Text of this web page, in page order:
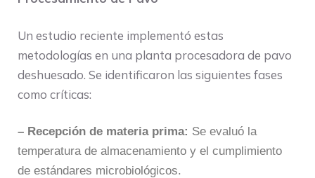
Un estudio reciente implementó estas
metodologías en una planta procesadora de pavo
deshuesado. Se identificaron las siguientes fases
como críticas:
– Recepción de materia prima: Se evaluó la
temperatura de almacenamiento y el cumplimiento
de estándares microbiológicos.